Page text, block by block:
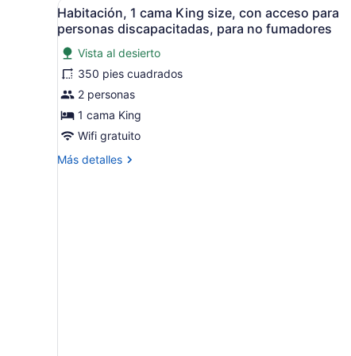
Queen
size,
con
acceso
para
personas
discapacitadas,
para
no
fumadores
Abrir
todas
las
fotos
de
Habitación,
1
cama
size,
3
Habitación, 1 cama King size, con acceso para
personas discapacitadas, para no fumadores
Vista al desierto
350 pies cuadrados
2 personas
1 cama King
Wifi gratuito
Más detalles
Más